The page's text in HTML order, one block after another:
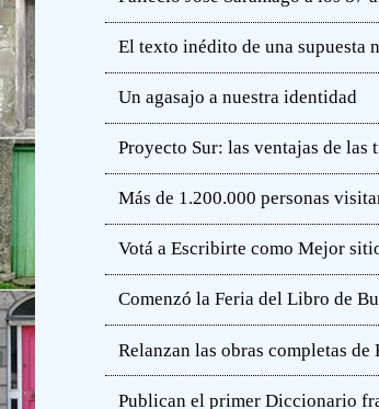
El texto inédito de una supuesta
Un agasajo a nuestra identidad
Proyecto Sur: las ventajas de las
Más de 1.200.000 personas
Votá a Escribirte como Mejor
Comenzó la Feria del Libro de
Relanzan las obras completas de
Publican el primer Diccionario